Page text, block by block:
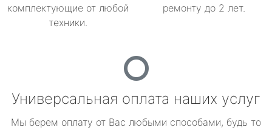
комплектующие от любой
техники.
ремонту до 2 лет.
Универсальная оплата наших услуг
Мы берем оплату от Вас любыми способами, будь то